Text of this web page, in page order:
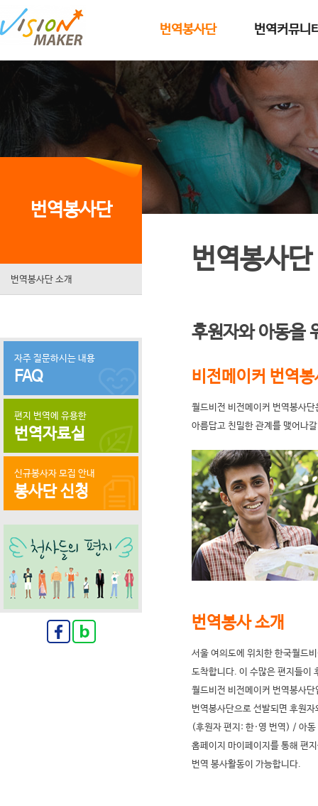
메인메뉴로 이동
메인메뉴 건너뛰고 본문으로 이동
번역봉사단 번역커뮤니
번역봉사단
번역봉사단 소개
자주 질문하시는 내용
FAQ
편지 번역에 유용한
번역자료실
신규봉사자 모집 안내
봉사단 신청
번역봉사
후원자와 아동을
비전메이커 번역
월드비전 비전메이커 번역봉사
아름답고 친밀한 관계를 맺어나
번역봉사 소개
서울 여의도에 위치한 한국월드
도착합니다. 이 수많은 편지들이
월드비전 비전메이커 번역봉사단
번역봉사단으로 선발되면 후원
(후원자 편지: 한·영 번역) / 아
홈페이지 마이페이지를 통해 편
번역 봉사활동이 가능합니다.